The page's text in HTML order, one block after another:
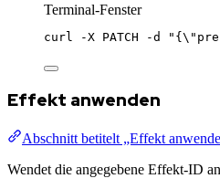
Terminal-Fenster
curl -X PATCH -d " { \"
Effekt anwenden
Abschnitt betitelt „Effekt
Wendet die angegebene Effekt-ID